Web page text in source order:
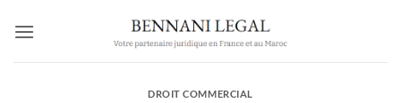
DROIT COMMERCIAL